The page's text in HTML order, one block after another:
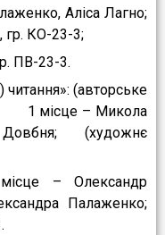
Аліса Лагно;
гр. КО-23-3;
ПВ-23-3.
(авторське
– Микола
(художнє
– Олександр
Палаженко;